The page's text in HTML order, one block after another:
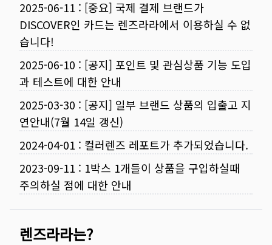
2025-06-11 : [중요] 국제 결제 브랜드가
DISCOVER인 카드는 렌즈라라에서 이용하실 수 없
습니다!
2025-06-10 : [공지] 포인트 및 관심상품 기능 도입
과 테스트에 대한 안내
2025-03-30 : [공지] 일부 브랜드 상품의 입출고 지
연안내(7월 14일 갱신)
2024-04-01 : 컬러렌즈 레포트가 추가되었습니다.
2023-09-11 : 1박스 1개들이 상품을 구입하실때
주의하실 점에 대한 안내
렌즈라라는?